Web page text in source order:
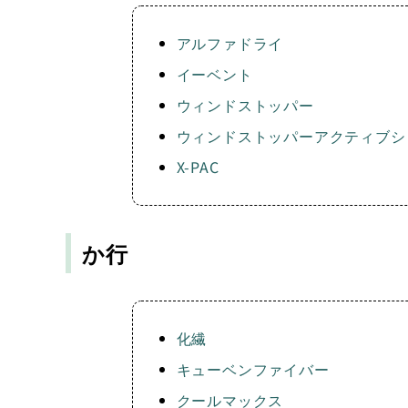
アルファドライ
イーベント
ウィンドストッパー
ウィンドストッパーアクティブ
X-PAC
か行
化繊
キューベンファイバー
クールマックス